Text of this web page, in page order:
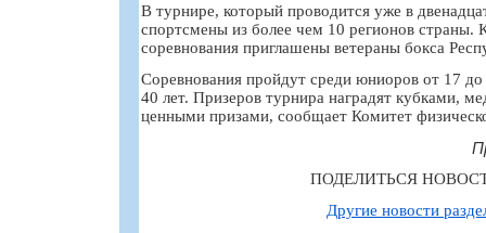
В турнире, который проводится уже в
спортсмены из более чем 10 регионов страны.
соревнования приглашены ветераны бокса
Соревнования пройдут среди юниоров от 17
40 лет. Призеров турнира наградят кубками,
ценными призами, сообщает Комитет
ПОДЕЛИТЬСЯ
Другие новости